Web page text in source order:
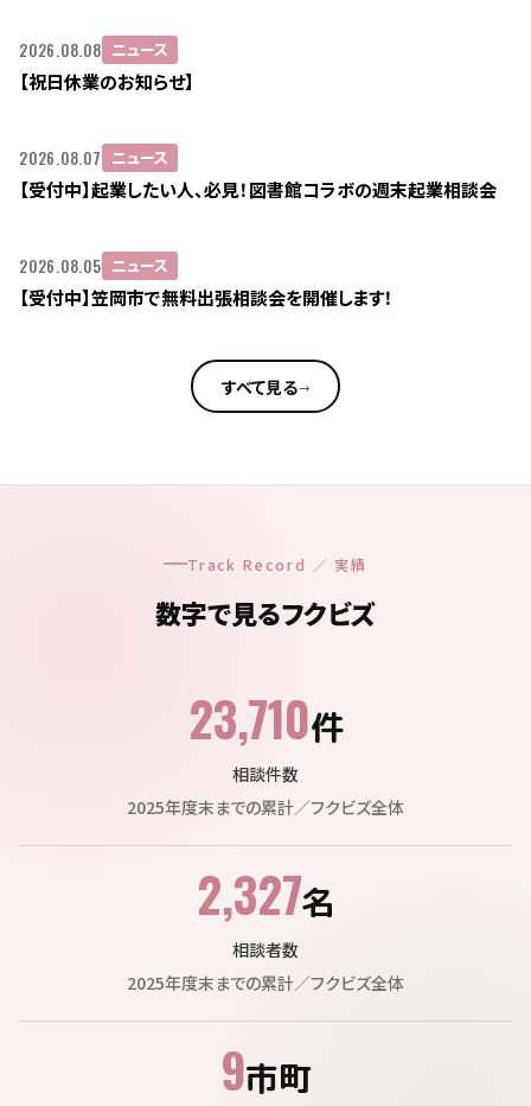
2026.08.08 ニュース
【祝日休業のお知らせ】
2026.08.07 ニュース
【受付中】起業したい人、必見！図書館コラボの週末起業相談会
2026.08.05 ニュース
【受付中】笠岡市で無料出張相談会を開催します！
すべて見る→
Track Record ／ 実績
数字で見るフクビズ
23,710件
相談件数
2025年度末までの累計／フクビズ全体
2,327名
相談者数
2025年度末までの累計／フクビズ全体
9市町